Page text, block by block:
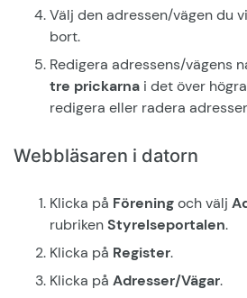
Välj den adressen/vägen du
bort.
Redigera adressens/vägens
tre prickarna i det över
redigera eller radera
Webbläsaren i datorn
Klicka på Föreningoch välj
rubrikenStyrelseportalen.
Klicka på Register.
Klicka på Adresser/Vägar.